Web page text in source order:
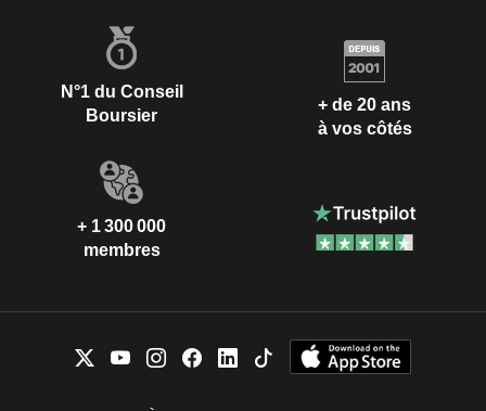
N°1 du Conseil
Boursier
+ de 20 ans
à vos côtés
+ 1 300 000
membres